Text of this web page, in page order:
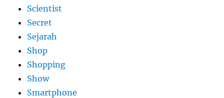
Scientist
Secret
Sejarah
Shop
Shopping
Show
Smartphone